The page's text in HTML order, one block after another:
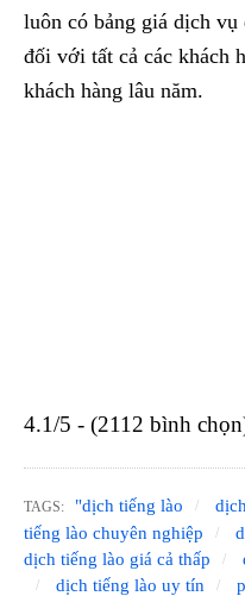
luôn có bảng giá dịch
đối với tất cả các khách
khách hàng lâu năm.
4.1/5 - (2112 bình
TAGS: "dịch tiếng lào
tiếng lào chuyên nghiệp
dịch tiếng lào giá cả thấp
dịch tiếng lào uy tín